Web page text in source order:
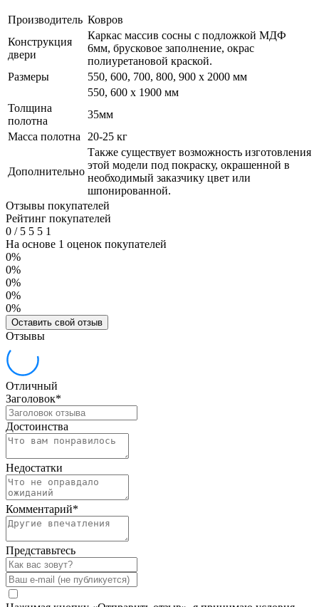
Производитель Ковров
Конструкция
двери
Каркас массив сосны с подложкой МДФ
6мм, брусковое заполнение, окрас
полиуретановой краской.
Размеры
550, 600, 700, 800, 900 x 2000 мм
550, 600 х 1900 мм
Толщина
полотна
35мм
Масса полотна
20-25 кг
Дополнительно
Также существует возможность изготовления
этой модели под покраску, окрашенной в
необходимый заказчику цвет или
шпонированной.
Отзывы покупателей
Рейтинг покупателей
0 /5 5 5 1
На основе 1 оценок покупателей
0%
0%
0%
0%
0%
Оставить свой отзыв
Отзывы
Отличный
Заголовок*
Достоинства
Недостатки
Комментарий*
Представьтесь